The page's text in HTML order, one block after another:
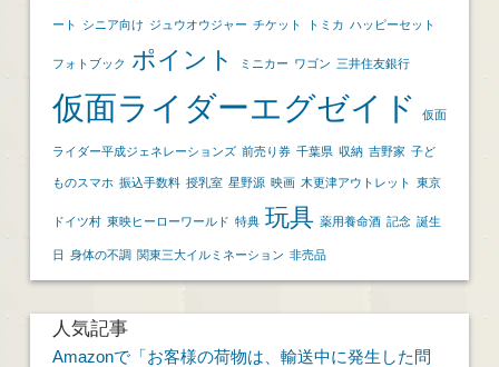
ート シニア向け ジュウオウジャー チケット トミカ ハッピーセット
フォトブック ポイント ミニカー ワゴン 三井住友銀行
仮面ライダーエグゼイド 仮面
ライダー平成ジェネレーションズ 前売り券 千葉県 収納 吉野家 子ど
ものスマホ 振込手数料 授乳室 星野源 映画 木更津アウトレット 東京
ドイツ村 東映ヒーローワールド 特典 玩具 薬用養命酒 記念 誕生
日 身体の不調 関東三大イルミネーション 非売品
人気記事
Amazonで「お客様の荷物は、輸送中に発生した問